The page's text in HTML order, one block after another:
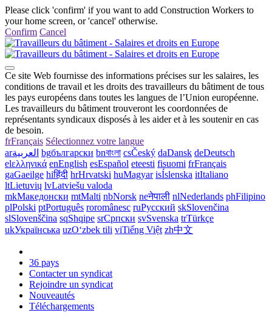
Please click 'confirm' if you want to add Construction Workers to
your home screen, or 'cancel' otherwise.
Confirm Cancel
Ce site Web fournisse des informations précises sur les salaires, les
conditions de travail et les droits des travailleurs du bâtiment de tous
les pays européens dans toutes les langues de l’Union européenne.
Les travailleurs du bâtiment trouveront les coordonnées de
représentants syndicaux disposés à les aider et à les soutenir en cas
de besoin.
frFrançais Sélectionnez votre langue
arالعربية bgбългарски bnবাংলা csČeský daDansk deDeutsch
elελληνικά enEnglish esEspañol eteesti fisuomi frFrançais
gaGaeilge hiहिंदी hrHrvatski huMagyar isÍslenska itItaliano
ltLietuvių lvLatviešu valoda
mkМакедонски mtMalti nbNorsk neनेपाली nlNederlands phFilipino
plPolski ptPortuguês roromânesc ruРусский skSlovenčina
slSlovenščina sqShqipe srСрпски svSvenska trTürkçe
ukУкраїнська uzOʻzbek tili viTiếng Việt zh中文
36 pays
Contacter un syndicat
Rejoindre un syndicat
Nouveautés
Téléchargements